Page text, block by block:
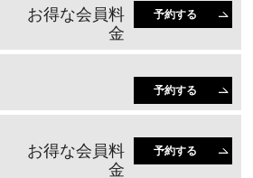
お得な会員料
金
予約する
予約する
お得な会員料
金
予約する